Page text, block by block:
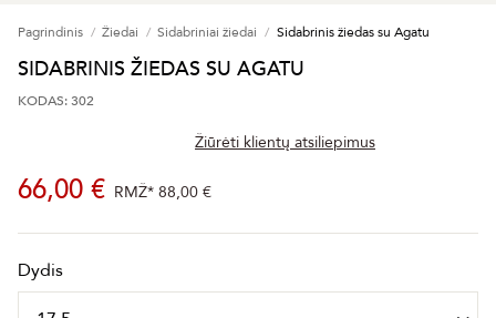
Pagrindinis Žiedai Sidabriniai žiedai Sidabrinis žiedas su Agatu
SIDABRINIS ŽIEDAS SU AGATU
KODAS: 302
Žiūrėti klientų atsiliepimus
66,00 € RMŽ* 88,00 €
Dydis